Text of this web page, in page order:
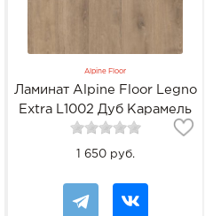
Alpine Floor
Ламинат Alpine Floor Legno
Extra L1002 Дуб Карамель
1 650 руб.